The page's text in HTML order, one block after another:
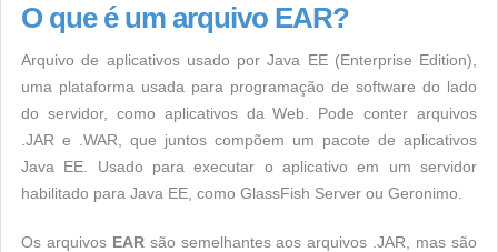
O que é um arquivo EAR?
Arquivo de aplicativos usado por Java EE (Enterprise Edition),
uma plataforma usada para programação de software do lado
do servidor, como aplicativos da Web. Pode conter arquivos
.JAR e .WAR, que juntos compõem um pacote de aplicativos
Java EE. Usado para executar o aplicativo em um servidor
habilitado para Java EE, como GlassFish Server ou Geronimo.
Os arquivos EARsão semelhantes aos arquivos .JAR, mas são